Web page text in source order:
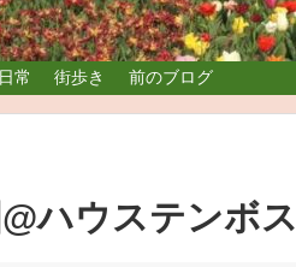
日常 街歩き 前のブログ
ハウステンボス